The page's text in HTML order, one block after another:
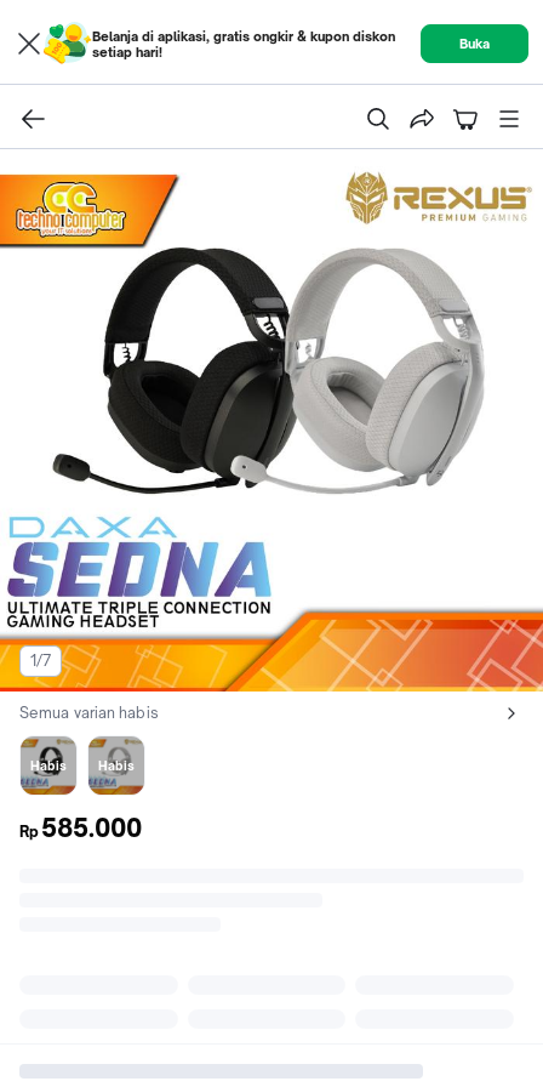
Belanja di aplikasi, gratis ongkir & kupon diskon
setiap hari!
Buka
1/7
Lihat semua variant:
Semua varian habis
Habis
Hitam
Habis
Putih
Rp 585.000